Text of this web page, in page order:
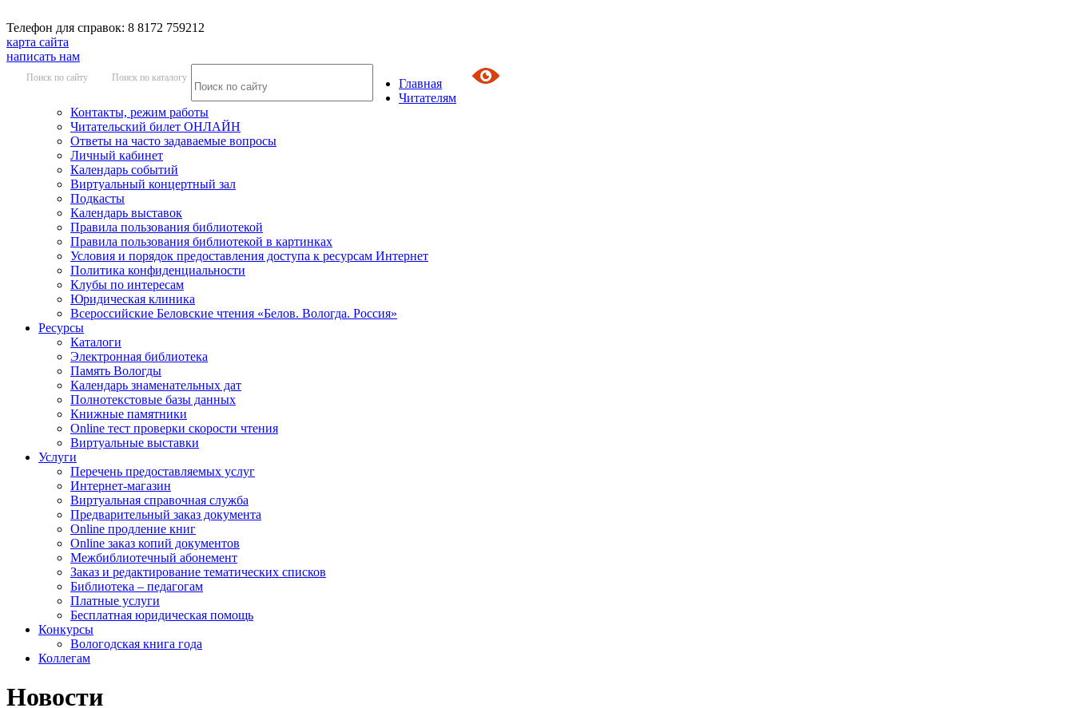
Телефон для справок: 8 8172 759212
карта сайта
написать нам
Поиск по сайту Поиск по каталогу
Главная
Читателям
Контакты, режим работы
Читательский билет ОНЛАЙН
Ответы на часто задаваемые вопросы
Личный кабинет
Календарь событий
Виртуальный концертный зал
Подкасты
Календарь выставок
Правила пользования библиотекой
Правила пользования библиотекой в картинках
Условия и порядок предоставления доступа к ресурсам Интернет
Политика конфиденциальности
Клубы по интересам
Юридическая клиника
Всероссийские Беловские чтения «Белов. Вологда. Россия»
Ресурсы
Каталоги
Электронная библиотека
Память Вологды
Календарь знаменательных дат
Полнотекстовые базы данных
Книжные памятники
Online тест проверки скорости чтения
Виртуальные выставки
Услуги
Перечень предоставляемых услуг
Интернет-магазин
Виртуальная справочная служба
Предварительный заказ документа
Online продление книг
Online заказ копий документов
Межбиблиотечный абонемент
Заказ и редактирование тематических списков
Библиотека – педагогам
Платные услуги
Бесплатная юридическая помощь
Конкурсы
Вологодская книга года
Коллегам
Новости